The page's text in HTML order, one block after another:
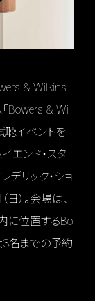
& Wilkins
Bowers & Wil
聴イベントを
エンド・スタ
デリック・ショ
）。会場は、
に位置するBo
3名までの予約